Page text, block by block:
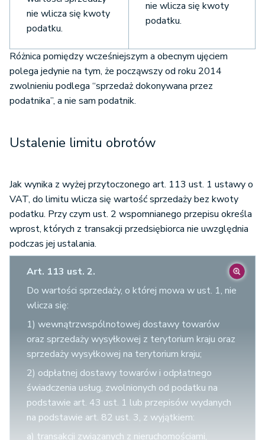
nie wlicza się kwoty
podatku.
nie wlicza się kwoty
podatku.
Różnica pomiędzy wcześniejszym a obecnym ujęciem
polega jedynie na tym, że począwszy od roku 2014
zwolnieniu podlega “sprzedaż dokonywana przez
podatnika”, a nie sam podatnik.
Ustalenie limitu obrotów
Jak wynika z wyżej przytoczonego art. 113 ust. 1 ustawy o
VAT, do limitu wlicza się wartość sprzedaży bez kwoty
podatku. Przy czym ust. 2 wspomnianego przepisu określa
wprost, których z transakcji przedsiębiorca nie uwzględnia
podczas jej ustalania.
Art. 113 ust. 2.
Do wartości sprzedaży, o której mowa w ust. 1, nie
wlicza się:
1) wewnątrzwspólnotowej dostawy towarów
oraz sprzedaży wysyłkowej z terytorium kraju oraz
sprzedaży wysyłkowej na terytorium kraju;
2) odpłatnej dostawy towarów i odpłatnego
świadczenia usług, zwolnionych od podatku na
podstawie art. 43 ust. 1 lub przepisów wydanych
na podstawie art. 82 ust. 3, z wyjątkiem:
a) transakcji związanych z nieruchomościami,